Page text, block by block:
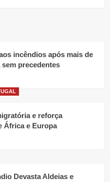
incêndios após mais de
precedentes
e reforça
África e Europa
Devasta Aldeias e